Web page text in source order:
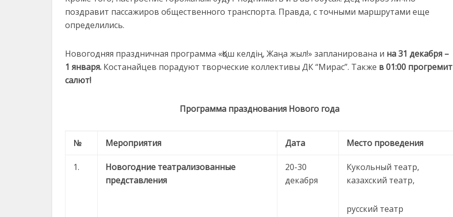
поздравит пассажиров общественного транспорта. Правда, с точными маршрутами еще
определились.
Новогодняя праздничная программа «Қош келдің, Жаңа жыл!» запланирована и на 31 декабря –
1 января. Костанайцев порадуют творческие коллективы ДК “Мирас”. Также в 01:00 прогремит
салют!
Программа празднования Нового года
№ Мероприятия Дата Место проведения
1.
Новогодние театрализованные
представления
20-30
декабря
Кукольный театр,
казахский театр,
русский театр